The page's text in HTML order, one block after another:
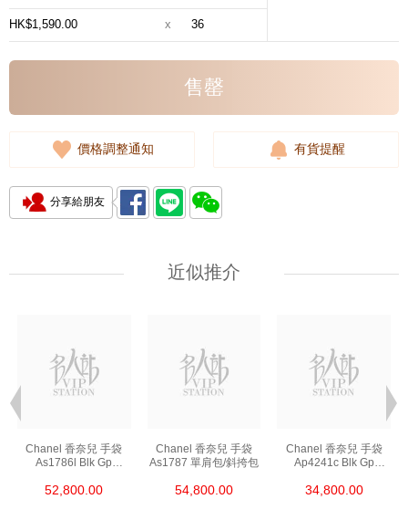
HK$1,590.00 x 36
售罄
價格調整通知 有貨提醒
分享給朋友
近似推介
Chanel 香奈兒 手袋
As1786l Blk Gp
52,800.00
Chanel 香奈兒 手袋
As1787 單肩包/斜挎包
54,800.00
Chanel 香奈兒 手袋
Ap4241c Blk Gp
34,800.00